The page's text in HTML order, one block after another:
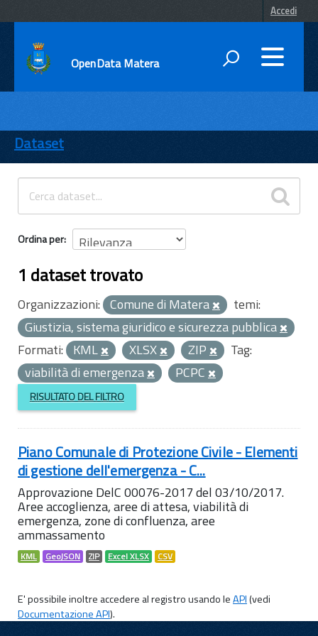
Accedi
OpenData Matera
ENTI
TEMI
INFORMAZIONI
Dataset
Ordina per
1 dataset trovato
Organizzazioni: Comune di Matera
temi:
Giustizia, sistema giuridico e sicurezza pubblica
Formati: KML XLSX ZIP
Tag:
viabilità di emergenza
PCPC
RISULTATO DEL FILTRO
Piano Comunale di Protezione Civile - Elementi
di gestione dell'emergenza - C...
Approvazione DelC 00076-2017 del 03/10/2017.
Aree accoglienza, aree di attesa, viabilità di
emergenza, zone di confluenza, aree
ammassamento
KML GeoJSON ZIP Excel XLSX CSV
E' possibile inoltre accedere al registro usando leAPI(vedi
Documentazione API).